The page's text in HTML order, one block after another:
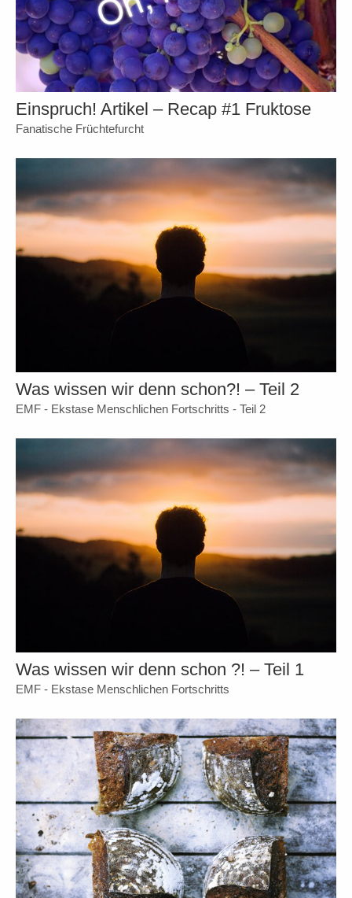
Einspruch! Artikel – Recap #1 Fruktose
Fanatische Früchtefurcht
Was wissen wir denn schon?! – Teil 2
EMF - Ekstase Menschlichen Fortschritts - Teil 2
Was wissen wir denn schon ?! – Teil 1
EMF - Ekstase Menschlichen Fortschritts